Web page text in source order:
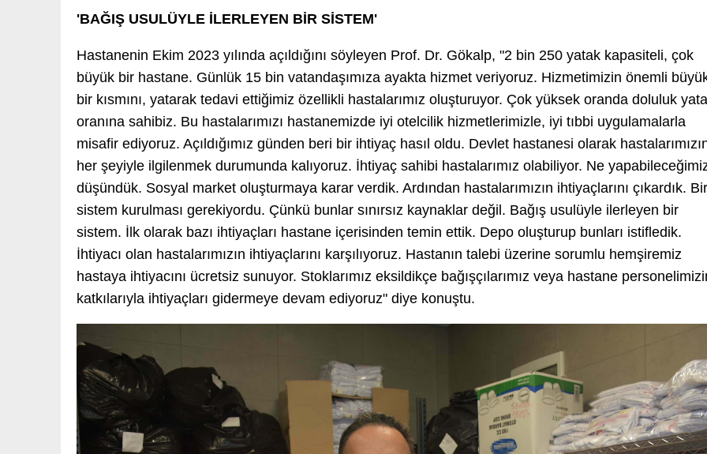
'BAĞIŞ USULÜYLE İLERLEYEN BİR SİSTEM'
Hastanenin Ekim 2023 yılında açıldığını söyleyen Prof. Dr. Gökalp, "2 bin 250 yatak kapasiteli, çok
büyük bir hastane. Günlük 15 bin vatandaşımıza ayakta hizmet veriyoruz. Hizmetimizin önemli
bir kısmını, yatarak tedavi ettiğimiz özellikli hastalarımız oluşturuyor. Çok yüksek oranda doluluk
oranına sahibiz. Bu hastalarımızı hastanemizde iyi otelcilik hizmetlerimizle, iyi tıbbi uygulamalarla
misafir ediyoruz. Açıldığımız günden beri bir ihtiyaç hasıl oldu. Devlet hastanesi olarak
her şeyiyle ilgilenmek durumunda kalıyoruz. İhtiyaç sahibi hastalarımız olabiliyor. Ne
düşündük. Sosyal market oluşturmaya karar verdik. Ardından hastalarımızın ihtiyaçlarını çıkardık. Bir
sistem kurulması gerekiyordu. Çünkü bunlar sınırsız kaynaklar değil. Bağış usulüyle ilerleyen bir
sistem. İlk olarak bazı ihtiyaçları hastane içerisinden temin ettik. Depo oluşturup bunları istifledik.
İhtiyacı olan hastalarımızın ihtiyaçlarını karşılıyoruz. Hastanın talebi üzerine sorumlu hemşiremiz
hastaya ihtiyacını ücretsiz sunuyor. Stoklarımız eksildikçe bağışçılarımız veya hastane
katkılarıyla ihtiyaçları gidermeye devam ediyoruz" diye konuştu.